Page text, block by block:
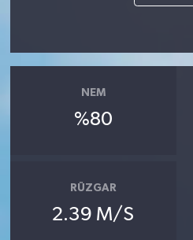
NEM
%80
RÜZGAR
2.39 M/S